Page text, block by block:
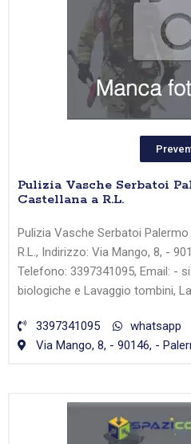
Pulizia Vasche Serbatoi
Castellana a R.L.
Pulizia Vasche Serbatoi
R.L., Indirizzo: Via Mango, 8, -
Telefono: 3397341095, Email: -
biologiche e Lavaggio tombini,
3397341095
whatsapp
Via Mango, 8, - 90146, -